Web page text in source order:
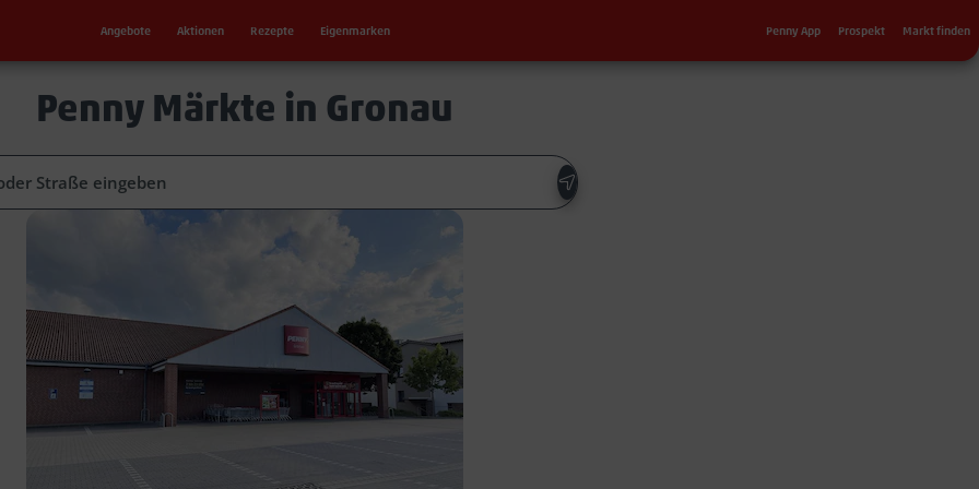
Angebote Aktionen Rezepte Eigenmarken Sekundärnavigation
Penny App Prospekt Markt finden
Penny Märkte in Gronau